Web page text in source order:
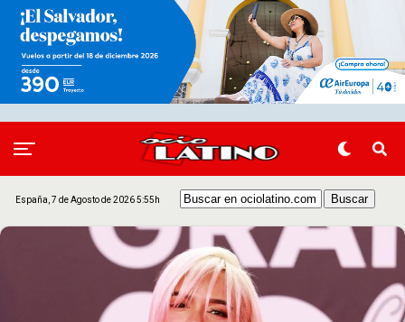
España, 7 de Agosto de 2026 5:55h